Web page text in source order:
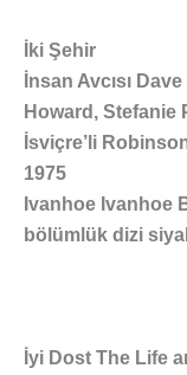
İki Şehir
İnsan Avcısı
Howard, Stefanie
İsviçre’li
1975
Ivanhoe Ivanhoe
bölümlük dizi
İyi Dost The Life